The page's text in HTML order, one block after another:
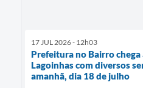
17 JUL 2026 - 12h03
Prefeitura no Bairro chega
Lagoinhas com diversos
amanhã, dia 18 de julho